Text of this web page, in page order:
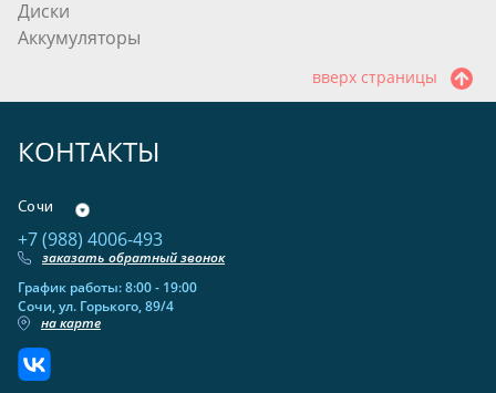
Диски
Аккумуляторы
вверх страницы
КОНТАКТЫ
Сочи
+7 (988) 4006-493
заказать обратный звонок
График работы: 8:00 - 19:00
Сочи, ул. Горького, 89/4
на карте